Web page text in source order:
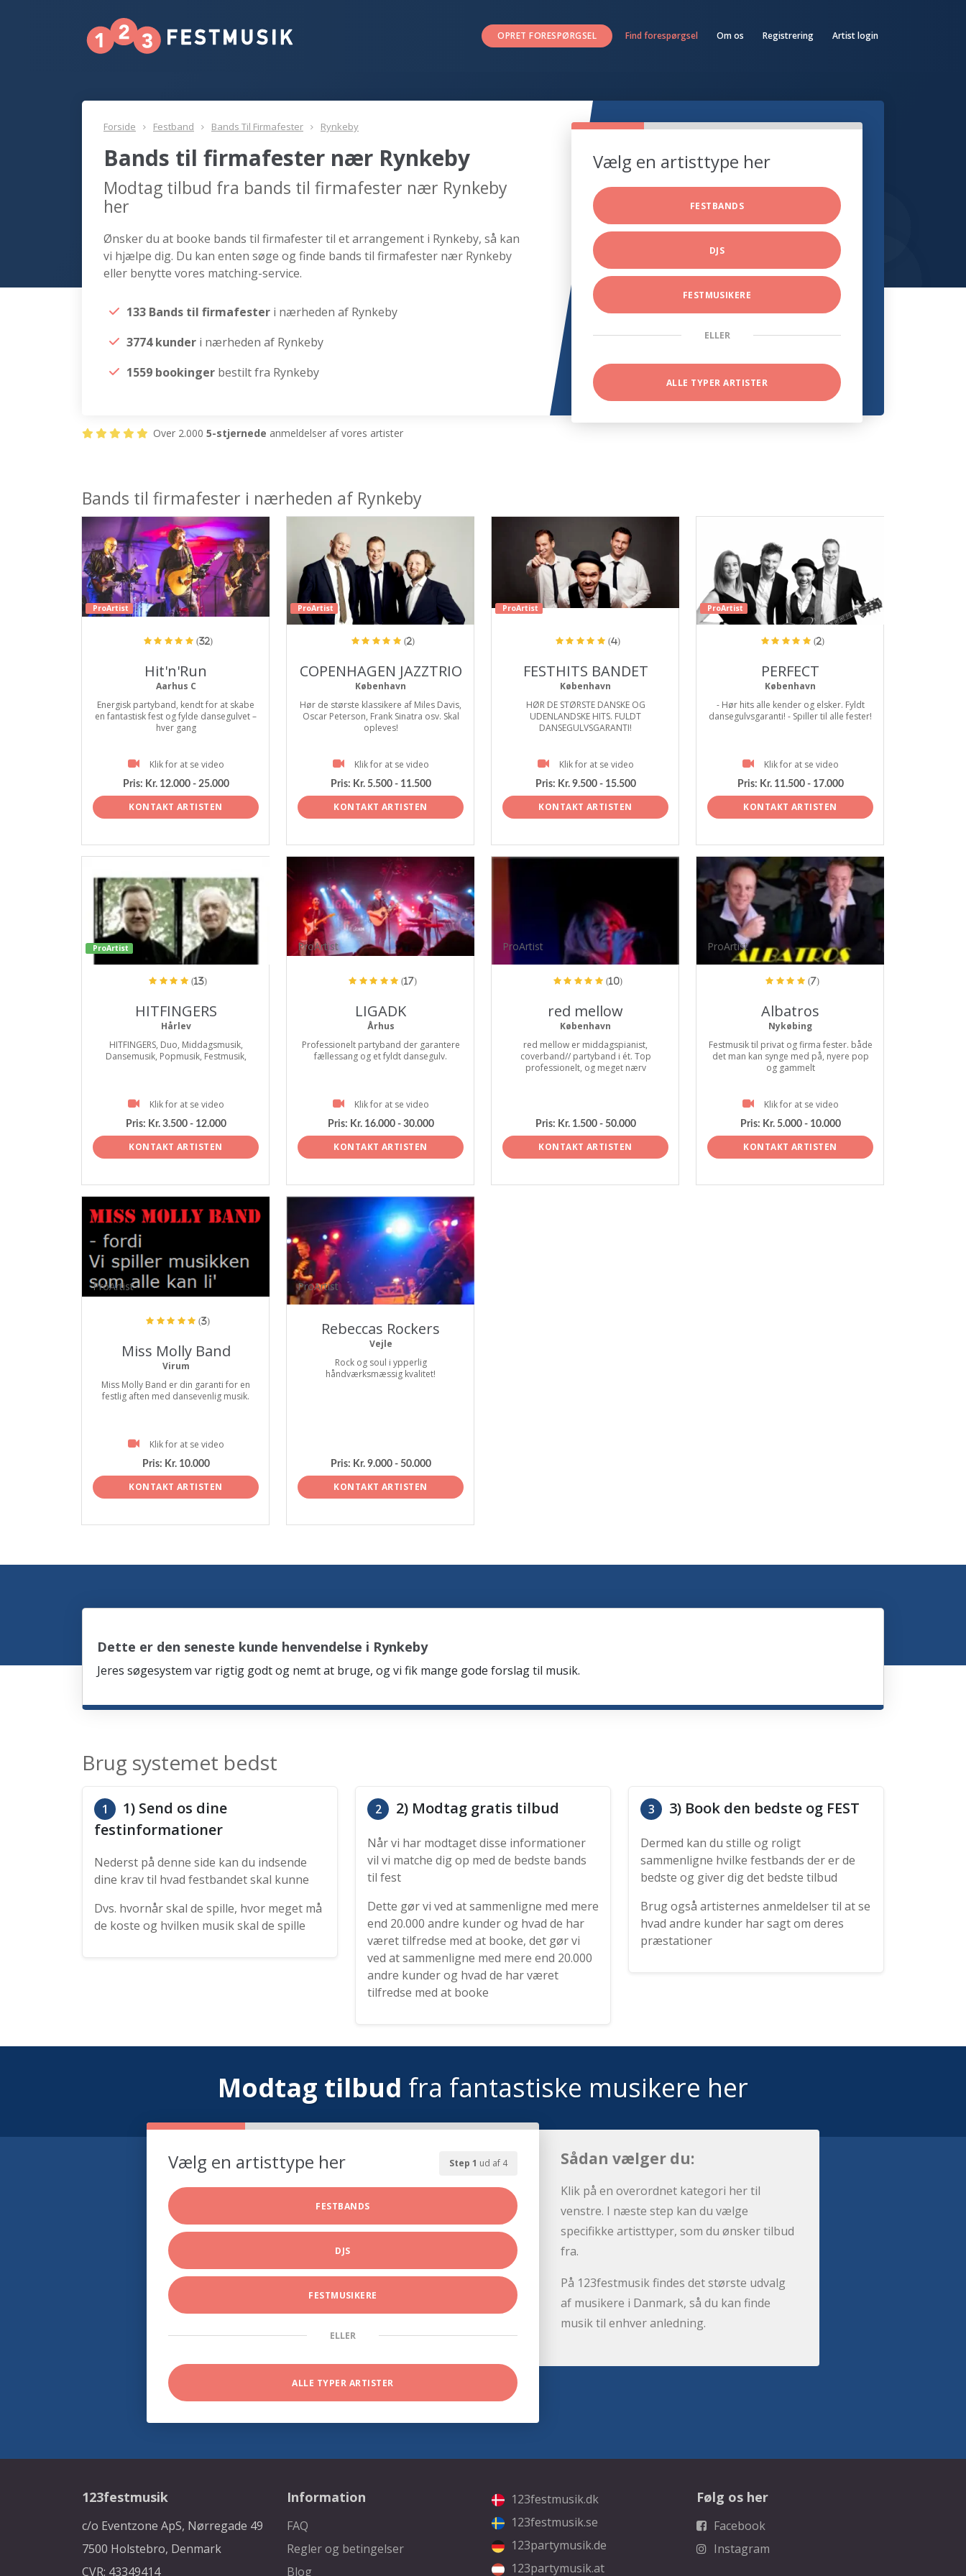
OPRET FORESPØRGSEL Find forespørgsel Om os Registrering Artist login
Forside Festband Bands Til Firmafester Rynkeby
Bands til firmafester nær Rynkeby
Modtag tilbud fra bands til firmafester nær Rynkeby
her
Ønsker du at booke bands til firmafester til et arrangement i Rynkeby, så kan
vi hjælpe dig. Du kan enten søge og finde bands til firmafester nær Rynkeby
eller benytte vores matching-service.
133 Bands til firmafester i nærheden af Rynkeby
3774 kunder i nærheden af Rynkeby
1559 bookinger bestilt fra Rynkeby
Vælg en artisttype her
FESTBANDS
DJS
FESTMUSIKERE
ELLER
ALLE TYPER ARTISTER
Over 2.000 5-stjernede anmeldelser af vores artister
Bands til firmafester i nærheden af Rynkeby
ProArtist
(32)
Hit'n'Run
Aarhus C
Energisk partyband, kendt for at skabe
en fantastisk fest og fylde dansegulvet –
hver gang
Klik for at se video
Pris: Kr. 12.000 - 25.000
KONTAKT ARTISTEN
ProArtist
(2)
COPENHAGEN JAZZTRIO
København
Hør de største klassikere af Miles Davis,
Oscar Peterson, Frank Sinatra osv. Skal
opleves!
Klik for at se video
Pris: Kr. 5.500 - 11.500
KONTAKT ARTISTEN
ProArtist
(4)
FESTHITS BANDET
København
HØR DE STØRSTE DANSKE OG
UDENLANDSKE HITS. FULDT
DANSEGULVSGARANTI!
Klik for at se video
Pris: Kr. 9.500 - 15.500
KONTAKT ARTISTEN
ProArtist
(2)
PERFECT
København
- Hør hits alle kender og elsker. Fyldt
dansegulvsgaranti! - Spiller til alle fester!
Klik for at se video
Pris: Kr. 11.500 - 17.000
KONTAKT ARTISTEN
ProArtist
(13)
HITFINGERS
Hårlev
HITFINGERS, Duo, Middagsmusik,
Dansemusik, Popmusik, Festmusik,
Klik for at se video
Pris: Kr. 3.500 - 12.000
KONTAKT ARTISTEN
ProArtist
(17)
LIGADK
Århus
Professionelt partyband der garantere
fællessang og et fyldt dansegulv.
Klik for at se video
Pris: Kr. 16.000 - 30.000
KONTAKT ARTISTEN
ProArtist
(10)
red mellow
København
red mellow er middagspianist,
coverband// partyband i ét. Top
professionelt, og meget nærv
Pris: Kr. 1.500 - 50.000
KONTAKT ARTISTEN
ProArtist
(7)
Albatros
Nykøbing
Festmusik til privat og firma fester. både
det man kan synge med på, nyere pop
og gammelt
Klik for at se video
Pris: Kr. 5.000 - 10.000
KONTAKT ARTISTEN
ProArtist
(3)
Miss Molly Band
Virum
Miss Molly Band er din garanti for en
festlig aften med dansevenlig musik.
Klik for at se video
Pris: Kr. 10.000
KONTAKT ARTISTEN
ProArtist
Rebeccas Rockers
Vejle
Rock og soul i ypperlig
håndværksmæssig kvalitet!
Pris: Kr. 9.000 - 50.000
KONTAKT ARTISTEN
Dette er den seneste kunde henvendelse i Rynkeby
Jeres søgesystem var rigtig godt og nemt at bruge, og vi fik mange gode forslag til musik.
Brug systemet bedst
1
1) Send os dine
festinformationer
Nederst på denne side kan du indsende
dine krav til hvad festbandet skal kunne
Dvs. hvornår skal de spille, hvor meget må
de koste og hvilken musik skal de spille
2 2) Modtag gratis tilbud
Når vi har modtaget disse informationer
vil vi matche dig op med de bedste bands
til fest
Dette gør vi ved at sammenligne med mere
end 20.000 andre kunder og hvad de har
været tilfredse med at booke, det gør vi
ved at sammenligne med mere end 20.000
andre kunder og hvad de har været
tilfredse med at booke
3 3) Book den bedste og FEST
Dermed kan du stille og roligt
sammenligne hvilke festbands der er de
bedste og giver dig det bedste tilbud
Brug også artisternes anmeldelser til at se
hvad andre kunder har sagt om deres
præstationer
Modtag tilbud fra fantastiske musikere her
Step 1 ud af 4
Vælg en artisttype her
FESTBANDS
DJS
FESTMUSIKERE
ELLER
ALLE TYPER ARTISTER
Sådan vælger du:
Klik på en overordnet kategori her til
venstre. I næste step kan du vælge
specifikke artisttyper, som du ønsker tilbud
fra.
På 123festmusik findes det største udvalg
af musikere i Danmark, så du kan finde
musik til enhver anledning.
123festmusik
c/o Eventzone ApS, Nørregade 49
7500 Holstebro, Denmark
CVR: 43349414
Information
FAQ
Regler og betingelser
Blog
123festmusik.dk
123festmusik.se
123partymusik.de
123partymusik.at
Følg os her
Facebook
Instagram